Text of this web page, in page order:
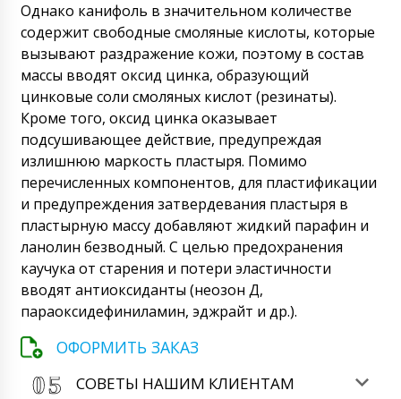
Однако канифоль в значительном количестве
содержит свободные смоляные кислоты, которые
вызывают раздражение кожи, поэтому в состав
массы вводят оксид цинка, образующий
цинковые соли смоляных кислот (резинаты).
Кроме того, оксид цинка оказывает
подсушивающее действие, предупреждая
излишнюю маркость пластыря. Помимо
перечисленных компонентов, для пластификации
и предупреждения затвердевания пластыря в
пластырную массу добавляют жидкий парафин и
ланолин безводный. С целью предохранения
каучука от старения и потери эластичности
вводят антиоксиданты (неозон Д,
параоксидефиниламин, эджрайт и др.).
ОФОРМИТЬ ЗАКАЗ
СОВЕТЫ НАШИМ КЛИЕНТАМ